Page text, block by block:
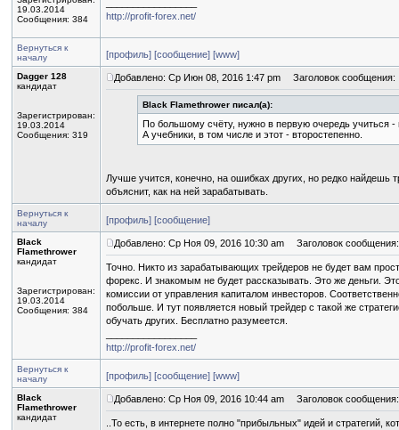
19.03.2014
Сообщения: 384
http://profit-forex.net/
Вернуться к
началу
[профиль] [сообщение] [www]
Dagger 128
кандидат
Зарегистрирован:
19.03.2014
Сообщения: 319
Добавлено: Ср Июн 08, 2016 1:47 pm Заголовок сообщения:
Black Flamethrower писал(а):
По большому счёту, нужно в первую очередь учиться
А учебники, в том числе и этот - второстепенно.
Лучше учится, конечно, на ошибках других, но редко найдешь
объяснит, как на ней зарабатывать.
Вернуться к
началу
[профиль] [сообщение]
Black
Flamethrower
кандидат
Зарегистрирован:
19.03.2014
Сообщения: 384
Добавлено: Ср Ноя 09, 2016 10:30 am Заголовок сообщения:
Точно. Никто из зарабатывающих трейдеров не будет вам
форекс. И знакомым не будет рассказывать. Это же деньги.
комиссии от управления капиталом инвесторов.
побольше. И тут появляется новый трейдер с такой же
обучать других. Бесплатно разумеется.
http://profit-forex.net/
Вернуться к
началу
[профиль] [сообщение] [www]
Black
Flamethrower
кандидат
Добавлено: Ср Ноя 09, 2016 10:44 am Заголовок сообщения:
..То есть, в интернете полно "прибыльных" идей и